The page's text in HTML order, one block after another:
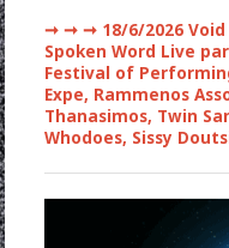
➞ ➞ ➞18/6/2026
Spoken Word Live
Festival of
Expe, Rammenos
Thanasimos, Twin
Whodoes, Sissy